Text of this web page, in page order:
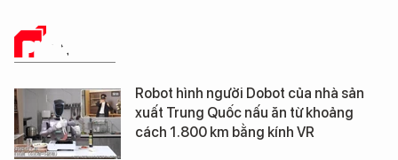
PHÂN TÍCH
Robot hình người Dobot của nhà sản
xuất Trung Quốc nấu ăn từ khoảng
cách 1.800 km bằng kính VR